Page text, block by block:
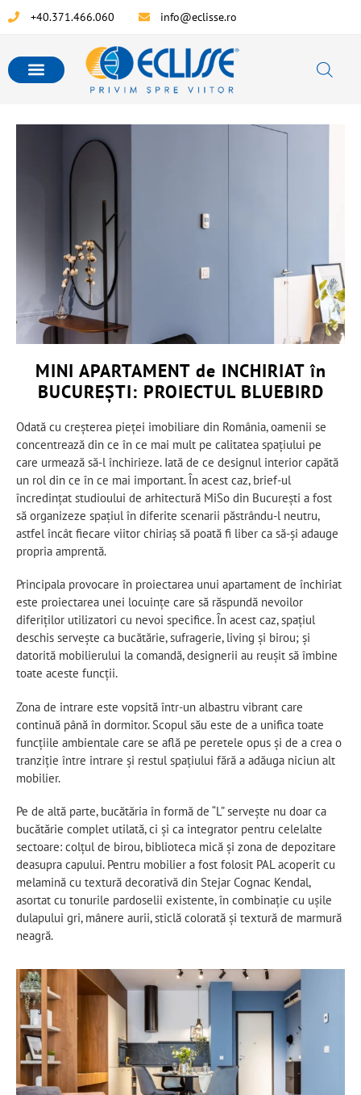
+40.371.466.060 info@eclisse.ro
MINI APARTAMENT de INCHIRIAT în
BUCUREȘTI: PROIECTUL BLUEBIRD
Odată cu creșterea pieței imobiliare din România, oamenii se
concentrează din ce în ce mai mult pe calitatea spațiului pe
care urmează să-l închirieze. Iată de ce designul interior capătă
un rol din ce în ce mai important. În acest caz, brief-ul
încredințat studioului de arhitectură MiSo din București a fost
să organizeze spațiul în diferite scenarii păstrându-l neutru,
astfel încât fiecare viitor chiriaș să poată fi liber ca să-și adauge
propria amprentă.
Principala provocare în proiectarea unui apartament de închiriat
este proiectarea unei locuințe care să răspundă nevoilor
diferiților utilizatori cu nevoi specifice. În acest caz, spațiul
deschis servește ca bucătărie, sufragerie, living și birou; și
datorită mobilierului la comandă, designerii au reușit să îmbine
toate aceste funcții.
Zona de intrare este vopsită într-un albastru vibrant care
continuă până în dormitor. Scopul său este de a unifica toate
funcțiile ambientale care se află pe peretele opus și de a crea o
tranziție între intrare și restul spațiului fără a adăuga niciun alt
mobilier.
Pe de altă parte, bucătăria în formă de “L” servește nu doar ca
bucătărie complet utilată, ci și ca integrator pentru celelalte
sectoare: colțul de birou, biblioteca mică și zona de depozitare
deasupra capului. Pentru mobilier a fost folosit PAL acoperit cu
melamină cu textură decorativă din Stejar Cognac Kendal,
asortat cu tonurile pardoselii existente, în combinație cu ușile
dulapului gri, mânere aurii, sticlă colorată și textură de marmură
neagră.